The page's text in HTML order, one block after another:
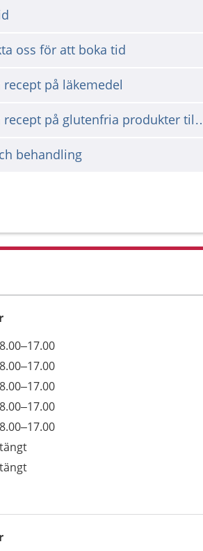
oss för att boka tid
recept på läkemedel
Förnya recept på
behandling